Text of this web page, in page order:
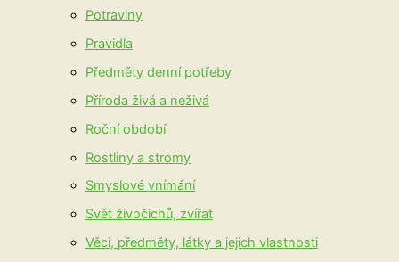
Potraviny
Pravidla
Předměty denní potřeby
Příroda živá a neživá
Roční období
Rostliny a stromy
Smyslové vnímání
Svět živočichů, zvířat
Věci, předměty, látky a jejich vlastnosti